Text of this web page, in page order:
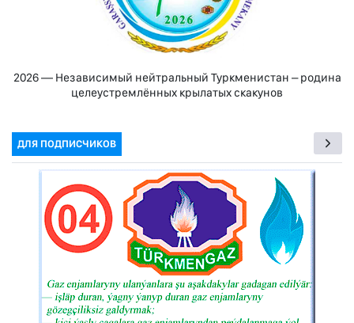
2026 — Независимый нейтральный Туркменистан – родина
целеустремлённых крылатых скакунов
ДЛЯ ПОДПИСЧИКОВ